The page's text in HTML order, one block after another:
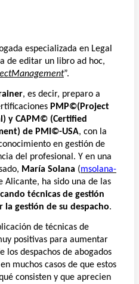
especializada en Legal
de editar un libro ad hoc,
”.
, es decir, preparo a
PMP©(Project
y CAPM© (Certified
de PMI ©-USA, con la
en gestión de
del profesional. Y en una
María Solana (msolana-
Alicante, ha sido una de las
técnicas de gestión
gestión de su despacho.
de técnicas de
positivas para aumentar
los despachos de abogados
muchos casos de que estos
consisten y que aprecien